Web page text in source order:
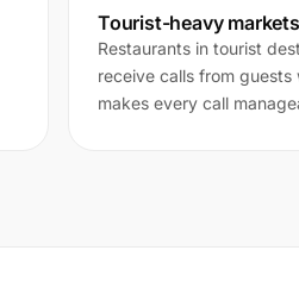
Tourist-heavy markets
Restaurants in tourist
receive calls from
makes every call